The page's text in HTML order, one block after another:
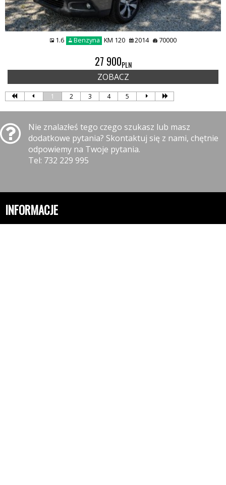
1.6 Benzyna KM 120 2014 70000
27 900PLN
ZOBACZ
1 2 3 4 5
Nie znalazłeś tego czego szukasz lub masz
dodatkowe pytania? Skontaktuj się z nami, chętnie
odpowiemy na Twoje pytania.
Tel: 732 229 995
INFORMACJE